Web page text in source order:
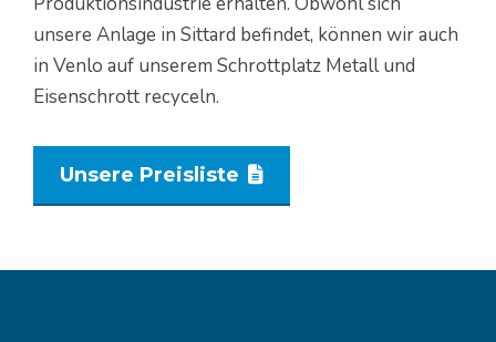
unsere Anlage in Sittard befindet, können wir auch
in Venlo auf unserem Schrottplatz Metall und
Eisenschrott recyceln.
Unsere Preisliste